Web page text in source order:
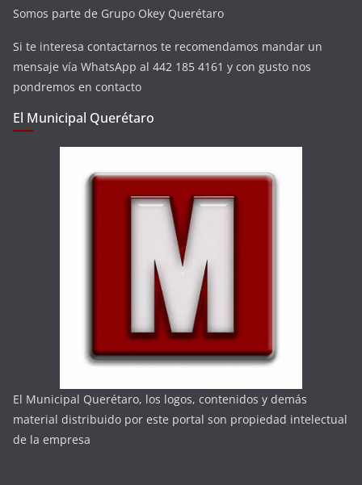
Somos parte de Grupo Okey Querétaro
Si te interesa contactarnos te recomendamos mandar un
mensaje vía WhatsApp al 442 185 4161 y con gusto nos
pondremos en contacto
El Municipal Querétaro
El Municipal Querétaro, los logos, contenidos y demás
material distribuido por este portal son propiedad intelectual
de la empresa